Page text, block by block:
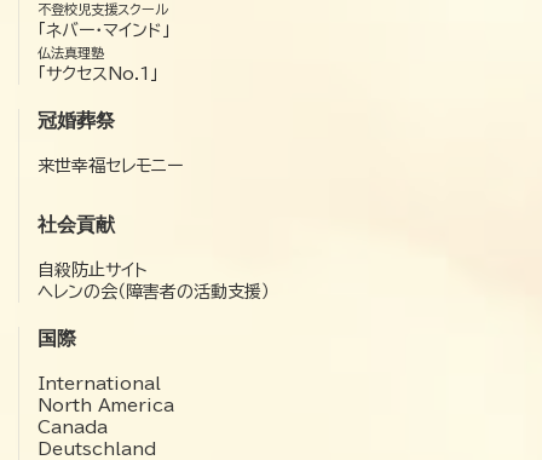
不登校児支援スクール
「ネバー・マインド」
仏法真理塾
「サクセスNo.1」
冠婚葬祭
来世幸福セレモニー
社会貢献
自殺防止サイト
ヘレンの会（障害者の活動支援）
国際
International
North America
Canada
Deutschland